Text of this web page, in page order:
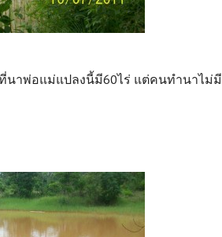
นาพ่อแม่แปลงนี้มี60ไร่ แต่คนทำนาไม่มี